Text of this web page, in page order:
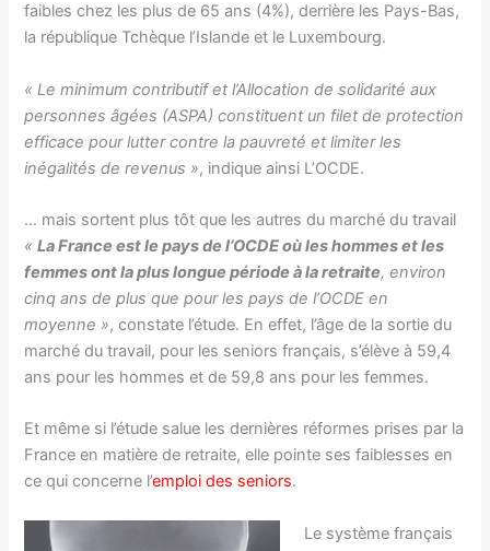
faibles chez les plus de 65 ans (4%), derrière les Pays-Bas,
la république Tchèque l’Islande et le Luxembourg.
« Le minimum contributif et l’Allocation de solidarité aux
personnes âgées (ASPA) constituent un filet de protection
efficace pour lutter contre la pauvreté et limiter les
inégalités de revenus », indique ainsi L’OCDE.
… mais sortent plus tôt que les autres du marché du travail
«La France est le pays de l’OCDE où les hommes et les
femmes ont la plus longue période à la retraite, environ
cinq ans de plus que pour les pays de l’OCDE en
moyenne », constate l’étude. En effet, l’âge de la sortie du
marché du travail, pour les seniors français, s’élève à 59,4
ans pour les hommes et de 59,8 ans pour les femmes.
Et même si l’étude salue les dernières réformes prises par la
France en matière de retraite, elle pointe ses faiblesses en
ce qui concerne l’emploi des seniors.
Le système français